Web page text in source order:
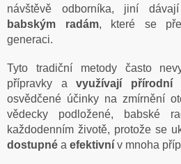
návštěvě odborníka, jiní
babským radám, které se
generaci.
Tyto tradiční metody často
přípravky avyužívají přírodní
osvědčené účinky na zmírnění
vědecky podložené, babské
každodenním životě, protože se
dostupné a efektivní v mnoha